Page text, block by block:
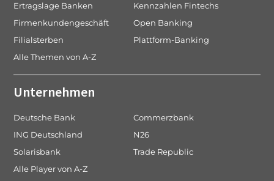
Ertragslage Banken
Kennzahlen Fintechs
Firmenkundengeschäft
Open Banking
Filialsterben
Plattform-Banking
Alle Themen von A-Z
Unternehmen
Deutsche Bank
Commerzbank
ING Deutschland
N26
Solarisbank
Trade Republic
Alle Player von A-Z